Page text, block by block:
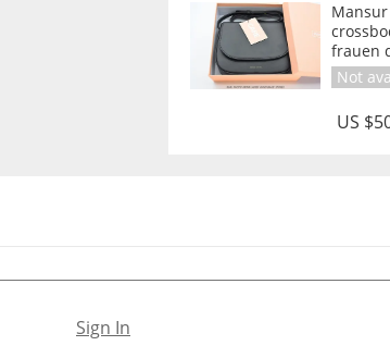
frauen
Not
US
Sign In